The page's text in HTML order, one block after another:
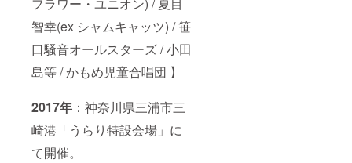
フラワー・ユニオン) / 夏目
智幸(ex シャムキャッツ) / 笹
口騒音オールスターズ / 小田
島等 / かもめ児童合唱団 】
2017年 ：神奈川県三浦市三
崎港「うらり特設会場」に
て開催。